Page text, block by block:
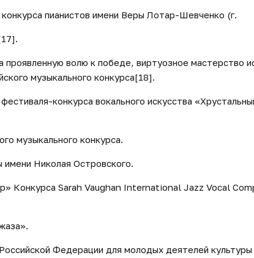
пианистов имени Веры Лотар-Шевченко (г.
волю к победе, виртуозное мастерство
музыкального конкурса[18].
конкурса вокального искусства
музыкального конкурса.
Николая Островского.
Конкурса Sarah Vaughan International Jazz Vocal
Федерации для молодых деятелей культуры